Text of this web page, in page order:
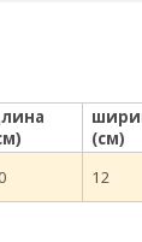
(см)
12